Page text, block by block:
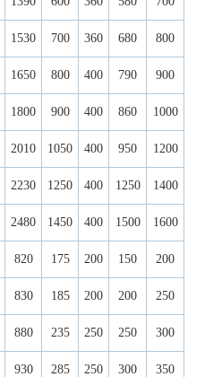
1530 700 360 680 800
1650 800 400 790 900
1800 900 400 860 1000
2010 1050 400 950 1200
2230 1250 400 1250 1400
2480 1450 400 1500 1600
820 175 200 150 200
830 185 200 200 250
880 235 250 250 300
930 285 250 300 350